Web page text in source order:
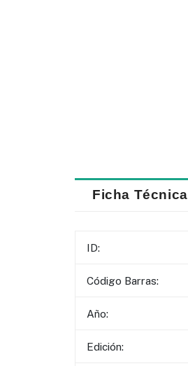
Ficha Técnica
ID:
Código Barras:
Año:
Edición: